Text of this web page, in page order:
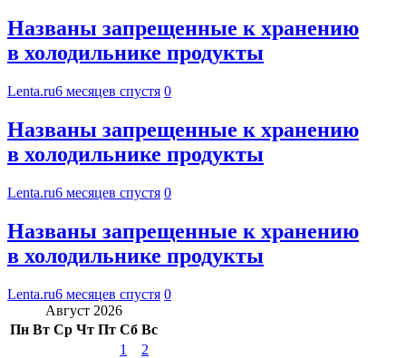
Названы запрещенные к хранению
в холодильнике продукты
Lenta.ru6 месяцев спустя 0
Названы запрещенные к хранению
в холодильнике продукты
Lenta.ru6 месяцев спустя 0
Названы запрещенные к хранению
в холодильнике продукты
Lenta.ru6 месяцев спустя 0
Август 2026
Пн Вт Ср Чт Пт Сб Вс
1
2